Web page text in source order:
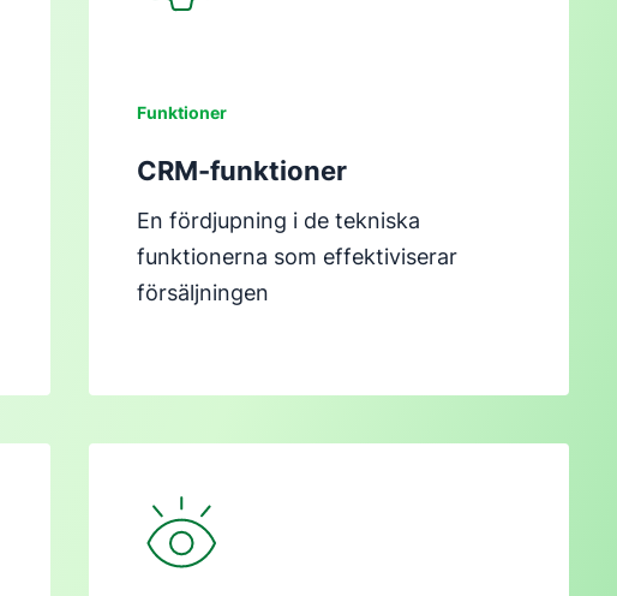
Funktioner
CRM-funktioner
En fördjupning i de tekniska
funktionerna som effektiviserar
försäljningen
Öppnas i ett nytt fönster